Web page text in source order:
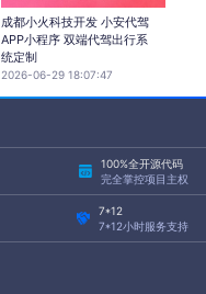
成都小火科技开发 小安代驾
APP小程序 双端代驾出行系
统定制
2026-06-29 18:07:47
100%全开源代码
完全掌控项目主权
7*12
7*12小时服务支持